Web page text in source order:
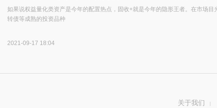
如果说权益量化类资产是今年的配置热点，固收+就是今年的隐形王者。在市场
转债等成熟的投资品种
2021-09-17 18:04
关于我们